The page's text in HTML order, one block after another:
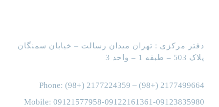
دفتر مرکزی : تهران میدان رسالت – خیابان سمنگان
پلاک 503 – طبقه 1 – واحد 3
Phone: (98+) 2177224359 – (98+) 2177499664
Mobile: 09121577958-09122161361-09123835980